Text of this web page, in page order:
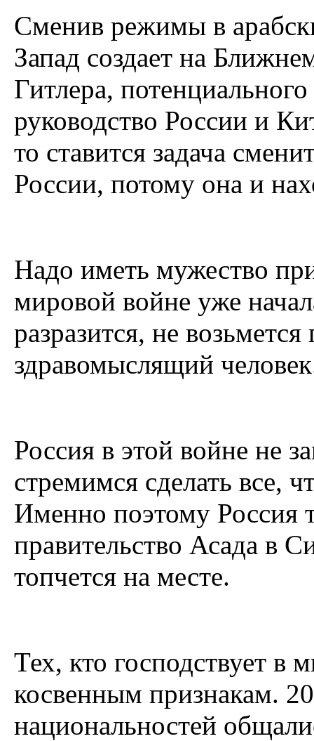
Сменив режимы в
Запад создает на
Гитлера,
руководство России и
то ставится задача
России, потому она и
Надо иметь мужество
мировой войне уже
разразится, не
здравомыслящий
Россия в этой войне не
стремимся сделать все,
Именно поэтому Россия
правительство Асада в
топчется на месте.
Тех, кто господствует в
косвенным признакам.
национальностей